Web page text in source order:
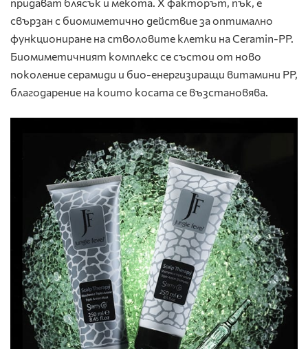
свързан с биомиметично действие за оптимално
функциониране на стволовите клетки на Ceramin-РР.
Биомиметичният комплекс се състои от ново
поколение серамиди и био-енергизиращи витамини РР,
благодарение на които косата се възстановява.